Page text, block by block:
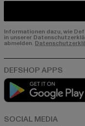
Informationen dazu, wie
in unserer
abmelden.